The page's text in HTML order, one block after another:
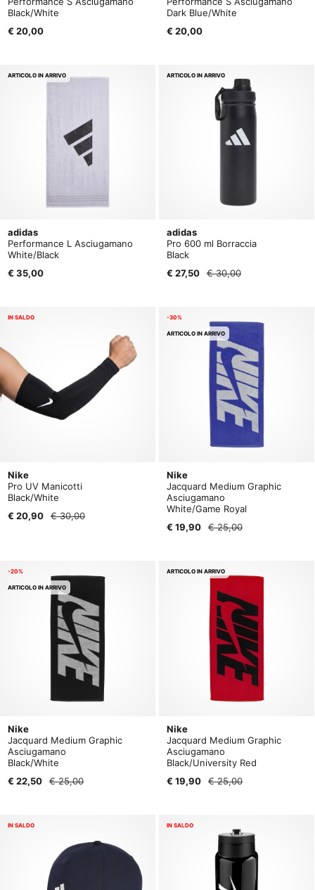
Black/White
€ 20,00
Dark Blue/White
€ 20,00
ARTICOLO IN ARRIVO
adidas
Performance L Asciugamano
White/Black
€ 35,00
ARTICOLO IN ARRIVO
adidas
Pro 600 ml Borraccia
Black
€ 27,50
€ 30,00
IN SALDO
Nike
Pro UV Manicotti
Black/White
€ 20,90
€ 30,00
-30%
ARTICOLO IN ARRIVO
Nike
Jacquard Medium Graphic
Asciugamano
White/Game Royal
€ 19,90
€ 25,00
-20%
ARTICOLO IN ARRIVO
Nike
Jacquard Medium Graphic
Asciugamano
Black/White
€ 22,50
€ 25,00
ARTICOLO IN ARRIVO
Nike
Jacquard Medium Graphic
Asciugamano
Black/University Red
€ 19,90
€ 25,00
IN SALDO IN SALDO